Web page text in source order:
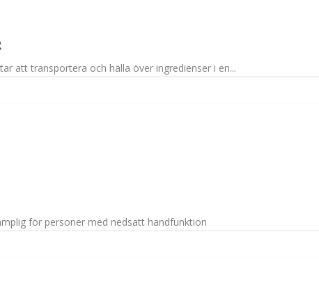
att transportera och hälla över ingredienser i en...
för personer med nedsatt handfunktion